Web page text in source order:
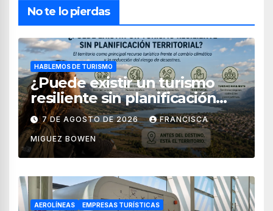
No te lo pierdas
HABLEMOS DE TURISMO
¿Puede existir un turismo
resiliente sin planificación
territorial?
7 DE AGOSTO DE 2026 FRANCISCA
MIGUEZ BOWEN
AEROLÍNEAS EMPRESAS TURÍSTICAS